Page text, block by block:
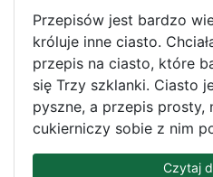
Przepisów jest bardzo
króluje inne ciasto.
przepis na ciasto, które
się Trzy szklanki. Ciasto
pyszne, a przepis prosty,
cukierniczy sobie z nim
Czytaj